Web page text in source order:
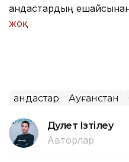
қандастардың
жоқ.
Қандастар Ауғанстан
Дәулет Ізтілеу
Авторлар